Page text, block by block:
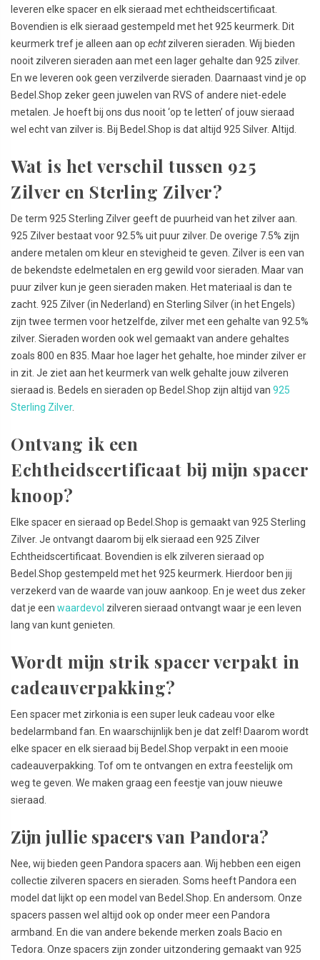
leveren elke spacer en elk sieraad met echtheidscertificaat.
Bovendien is elk sieraad gestempeld met het 925 keurmerk. Dit
keurmerk tref je alleen aan op echtzilveren sieraden. Wij bieden
nooit zilveren sieraden aan met een lager gehalte dan 925 zilver.
En we leveren ook geen verzilverde sieraden. Daarnaast vind je op
Bedel.Shop zeker geen juwelen van RVS of andere niet-edele
metalen. Je hoeft bij ons dus nooit ‘op te letten’ of jouw sieraad
wel echt van zilver is. Bij Bedel.Shop is dat altijd 925 Silver. Altijd.
Wat is het verschil tussen 925
Zilver en Sterling Zilver?
De term 925 Sterling Zilver geeft de puurheid van het zilver aan.
925 Zilver bestaat voor 92.5% uit puur zilver. De overige 7.5% zijn
andere metalen om kleur en stevigheid te geven. Zilver is een van
de bekendste edelmetalen en erg gewild voor sieraden. Maar van
puur zilver kun je geen sieraden maken. Het materiaal is dan te
zacht. 925 Zilver (in Nederland) en Sterling Silver (in het Engels)
zijn twee termen voor hetzelfde, zilver met een gehalte van 92.5%
zilver. Sieraden worden ook wel gemaakt van andere gehaltes
zoals 800 en 835. Maar hoe lager het gehalte, hoe minder zilver er
in zit. Je ziet aan het keurmerk van welk gehalte jouw zilveren
sieraad is. Bedels en sieraden op Bedel.Shop zijn altijd van 925
Sterling Zilver.
Ontvang ik een
Echtheidscertificaat bij mijn spacer
knoop?
Elke spacer en sieraad op Bedel.Shop is gemaakt van 925 Sterling
Zilver. Je ontvangt daarom bij elk sieraad een 925 Zilver
Echtheidscertificaat. Bovendien is elk zilveren sieraad op
Bedel.Shop gestempeld met het 925 keurmerk. Hierdoor ben jij
verzekerd van de waarde van jouw aankoop. En je weet dus zeker
dat je een waardevol zilveren sieraad ontvangt waar je een leven
lang van kunt genieten.
Wordt mijn strik spacer verpakt in
cadeauverpakking?
Een spacer met zirkonia is een super leuk cadeau voor elke
bedelarmband fan. En waarschijnlijk ben je dat zelf! Daarom wordt
elke spacer en elk sieraad bij Bedel.Shop verpakt in een mooie
cadeauverpakking. Tof om te ontvangen en extra feestelijk om
weg te geven. We maken graag een feestje van jouw nieuwe
sieraad.
Zijn jullie spacers van Pandora?
Nee, wij bieden geen Pandora spacers aan. Wij hebben een eigen
collectie zilveren spacers en sieraden. Soms heeft Pandora een
model dat lijkt op een model van Bedel.Shop. En andersom. Onze
spacers passen wel altijd ook op onder meer een Pandora
armband. En die van andere bekende merken zoals Bacio en
Tedora. Onze spacers zijn zonder uitzondering gemaakt van 925